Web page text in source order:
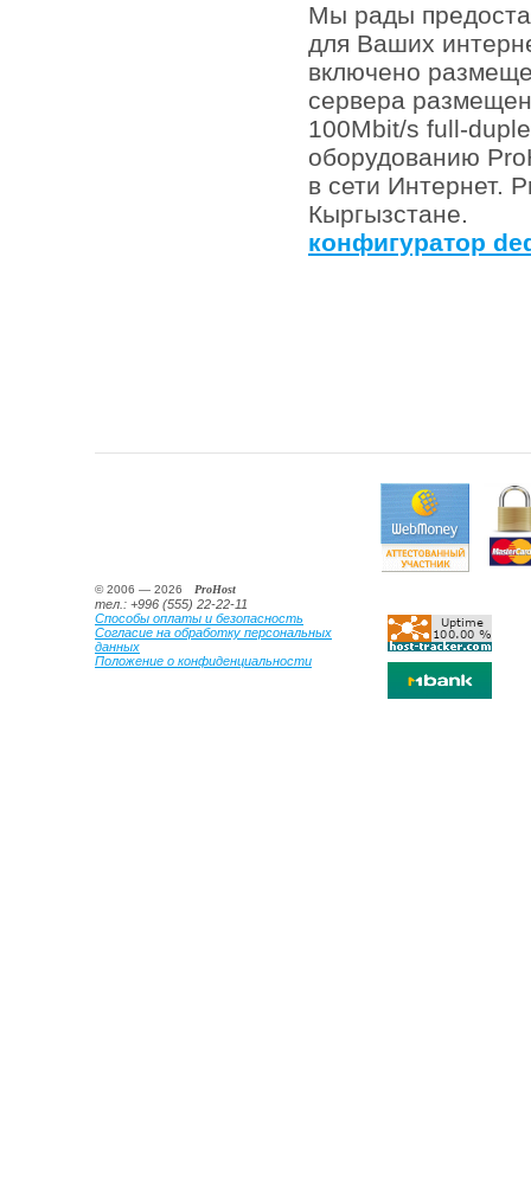
Мы рады
для Ваших
включено
сервера
100Mbit/s full-
оборудованию
в сети Интернет.
Кыргызстане.
конфигуратор
© 2006 — 2026 ProHost
тел.: +996 (555) 22-22-11
Способы оплаты и безопасность
Согласие на обработку персональных
данных
Положение о конфиденциальности